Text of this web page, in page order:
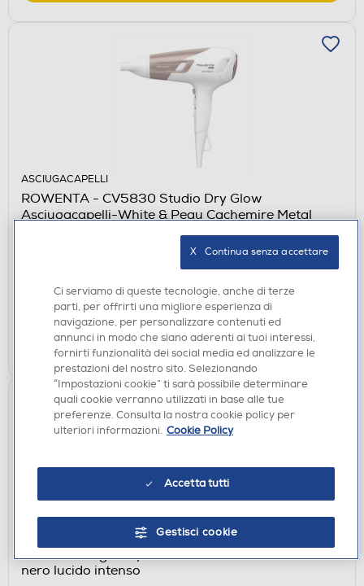
ASCIUGACAPELLI
ROWENTA - CV5830 Studio Dry Glow
Asciugacapelli-White & Peau Cachemire Metal
Acquisto online:disponibile
Ritiro in negozio in 30' gratuito: verifica
AGGIUNGI
REGOLABARBA E TAGLIACAPELLI
nero lucido intenso
Ci serviamo di queste tecnologie, anche di terze
parti, per offrirti una migliore esperienza di
navigazione, per personalizzare contenuti ed
annunci in modo che siano aderenti ai tuoi interessi,
fornirti funzionalità dei social media ed analizzare le
prestazioni del nostro sito. Selezionando
“Impostazioni cookie” ti sarà possibile determinare
quali cookie verranno utilizzati in base alle tue
preferenze. Consulta la nostra cookie policy per
ulteriori informazioni. Cookie Policy
Accetta tutti
Gestisci cookie
X   Continua senza accettare